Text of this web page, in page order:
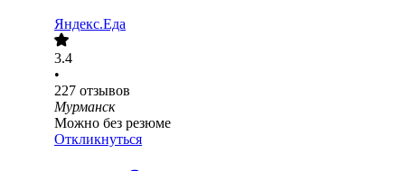
Яндекс.Еда
3.4
•
227 отзывов
Мурманск
Можно без резюме
Откликнуться